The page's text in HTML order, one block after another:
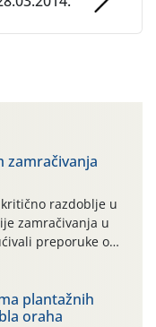
zamračivanja
razdoblje u
zamračivanja u
preporuke o
od najčešćih
grinja (23.7., 14.7.,
je
razdoblje, uz
plantažnih
oraha